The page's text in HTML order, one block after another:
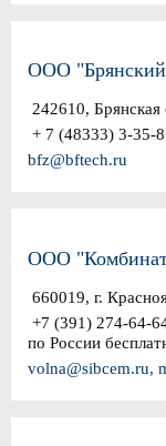
ООО "Брянский
242610,
+ 7 (48333) 3-35-
bfz@bftech.ru
ООО
660019, г.
+7 (391) 274-64-
по России
volna@sibcem.ru,